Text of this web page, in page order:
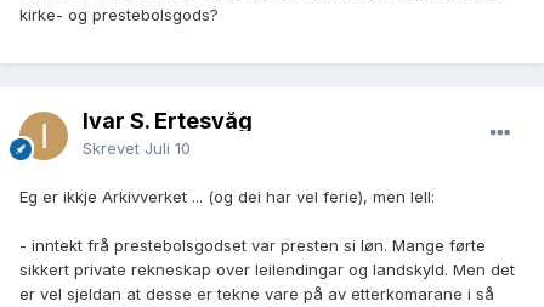
kirke- og prestebolsgods?
Ivar S. Ertesvåg
Skrevet Juli 10
Eg er ikkje Arkivverket ... (og dei har vel ferie), men lell:
- inntekt frå prestebolsgodset var presten si løn. Mange førte
sikkert private rekneskap over leilendingar og landskyld. Men det
er vel sjeldan at desse er tekne vare på av etterkomarane i så